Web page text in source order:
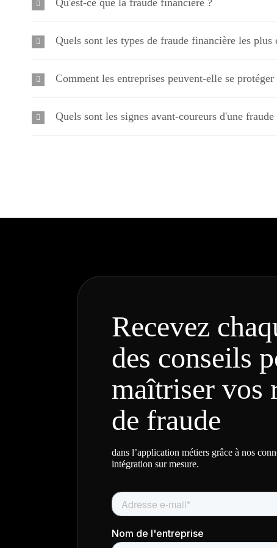
Qu'est-ce que la fraude financière ?
Quels sont les types de fraude financière les plus
Comment les entreprises peuvent-elle se
Quels sont les signes avant-coureurs d'une
Recevez
des conseils
maîtriser vos
de fraude
dans l’application métiers grâce à nos
intégration sur mesure.